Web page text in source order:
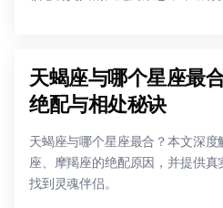
天蝎座与哪个星座最
绝配与相处秘诀
天蝎座与哪个星座最合？本文深
座、摩羯座的绝配原因，并提供
找到灵魂伴侣。